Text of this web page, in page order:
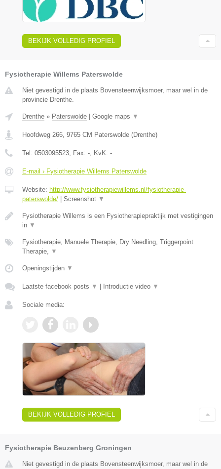
BEKIJK VOLLEDIG PROFIEL
Fysiotherapie Willems Paterswolde
Niet gevestigd in de plaats Bovensteenwijksmoer, maar wel in de
provincie Drenthe.
Drenthe » Paterswolde Google maps ▼
Hoofdweg 266, 9765 CM Paterswolde (Drenthe)
Tel: 0503095523, Fax: -, KvK: -
E-mail › Fysiotherapie Willems Paterswolde
Website: http://www.fysiotherapiewillems.nl/fysiotherapie-
paterswolde/
Screenshot ▼
Fysiotherapie Willems is een Fysiotherapiepraktijk met vestigingen
in ▼
Fysiotherapie, Manuele Therapie, Dry Needling, Triggerpoint
Therapie, ▼
Openingstijden ▼
Laatste facebook posts ▼ Introductie video ▼
Sociale media:
BEKIJK VOLLEDIG PROFIEL
Fysiotherapie Beuzenberg Groningen
Niet gevestigd in de plaats Bovensteenwijksmoer, maar wel in de